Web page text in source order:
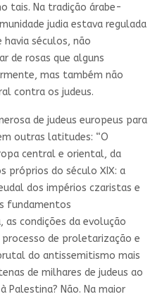
tais. Na tradição árabe-
judia estava regulada
séculos, não
de rosas que alguns
mas também não
contra os judeus.
de judeus europeus para
outras latitudes: “O
central e oriental, da
próprios do século XIX: a
dos impérios czaristas e
fundamentos
as condições da evolução
de proletarização e
do antissemitismo mais
de milhares de judeus ao
Palestina? Não. Na maior